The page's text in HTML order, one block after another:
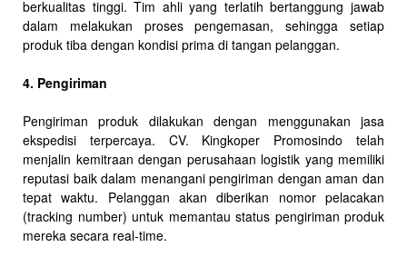
berkualitas tinggi. Tim ahli yang terlatih bertanggung jawab
dalam melakukan proses pengemasan, sehingga setiap
produk tiba dengan kondisi prima di tangan pelanggan.
4. Pengiriman
Pengiriman produk dilakukan dengan menggunakan jasa
ekspedisi terpercaya. CV. Kingkoper Promosindo telah
menjalin kemitraan dengan perusahaan logistik yang memiliki
reputasi baik dalam menangani pengiriman dengan aman dan
tepat waktu. Pelanggan akan diberikan nomor pelacakan
(tracking number) untuk memantau status pengiriman produk
mereka secara real-time.